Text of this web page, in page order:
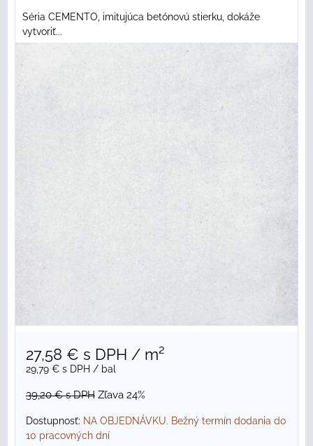
Séria CEMENTO, imitujúca betónovú stierku, dokáže
vytvoriť...
27,58 € s DPH / m²
29,79 € s DPH / bal
39,20 €s DPH Zľava 24%
Dostupnosť: NA OBJEDNÁVKU. Bežný termín dodania do
10 pracovných dní